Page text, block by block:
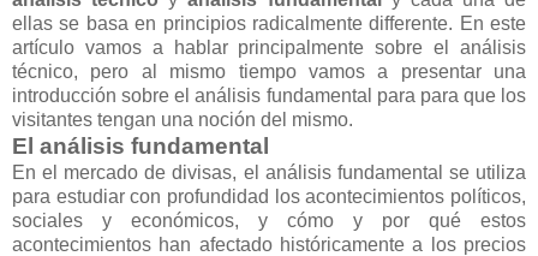
ellas se basa en principios radicalmente differente. En este
artículo vamos a hablar principalmente sobre el análisis
técnico, pero al mismo tiempo vamos a presentar una
introducción sobre el análisis fundamental para para que los
visitantes tengan una noción del mismo.
El análisis fundamental
En el mercado de divisas, el análisis fundamental se utiliza
para estudiar con profundidad los acontecimientos políticos,
sociales y económicos, y cómo y por qué estos
acontecimientos han afectado históricamente a los precios